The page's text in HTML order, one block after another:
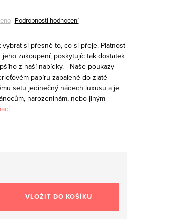
Podrobnosti hodnocení
si přesně to, co si přeje. Platnost
zakoupení, poskytujíc tak dostatek
z naší nabídky.
Naše poukazy
papíru zabalené do zlaté
setu jedinečný nádech luxusu a je
narozeninám, nebo jiným
VLOŽIT DO KOŠÍKU